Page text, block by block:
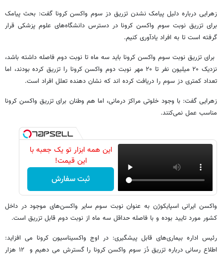
زهرایی درباره دلیل پیامک نشدن تزریق دز سوم واکسن کرونا گفت: بحث پیامک
برای تزریق نوبت سوم واکسن کرونا در دسترس دانشگاه‌های علوم پزشکی قرار
گرفته است تا به افراد یادآوری کنیم.
برای تزریق نوبت سوم واکسن کرونا باید سه ماه تا نوبت دوم فاصله داشته باشد،
نزدیک ۲۰ میلیون نفر تا ۲۰ مهر نوبت دوم واکسن کرونا را تزریق کرده بودند، اما
تعداد کمتری دز سوم را دریافت کرده اند که نشان دهنده تعلل افراد است.
زهرایی گفت: با وجود خلوتی مراکز درمانی، اما هم وطنان برای تزریق واکسن کرونا
مناسب عمل نمی‌کنند.
این همه ابزار تو یک جعبه با
این قیمت!
ثبت سفارش
واکسن ایرانی اسپایکوژن به عنوان نوبت سوم سایر واکسن‌های موجود در داخل
کشور مورد تایید بوده و با فاصله حداقل سه ماه از نوبت دوم قابل تزریق است.
رئیس اداره بیماری‌های قابل پیشگیری: در اوج واکسیناسیون کرونا می افزاید:
اطلاع رسانی درباره تزریق دُز سوم واکسن کرونا را گسترش می دهیم و ۱۲ هزار